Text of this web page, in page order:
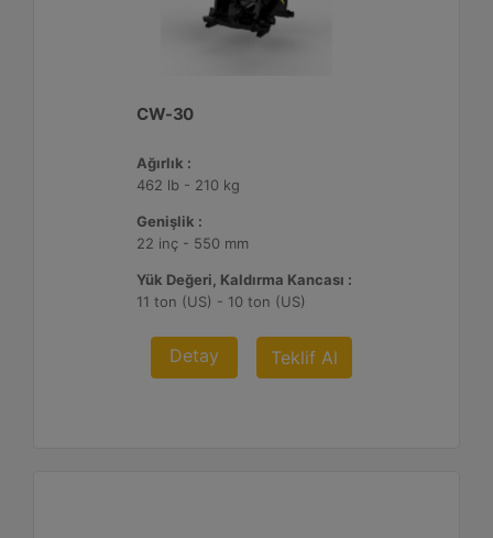
CW-30
Ağırlık :
462 lb - 210 kg
Genişlik :
22 inç - 550 mm
Yük Değeri, Kaldırma Kancası :
11 ton (US) - 10 ton (US)
Detay Teklif Al